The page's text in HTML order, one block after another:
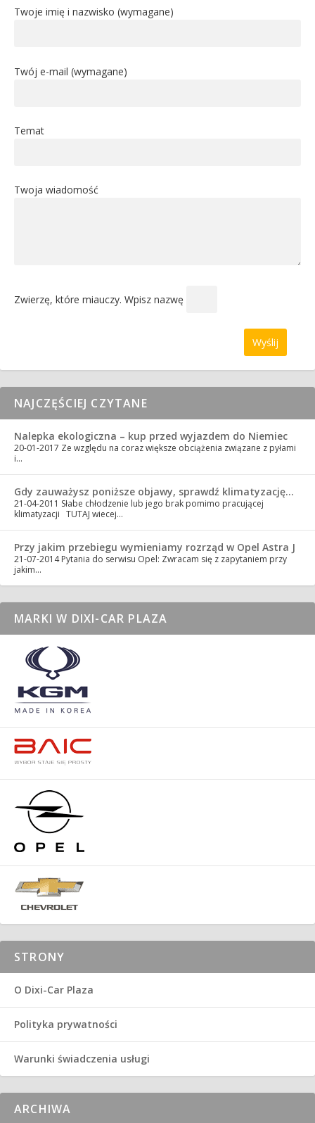
Twoje imię i nazwisko (wymagane)
Twój e-mail (wymagane)
Temat
Twoja wiadomość
Zwierzę, które miauczy. Wpisz nazwę
NAJCZĘŚCIEJ CZYTANE
Nalepka ekologiczna – kup przed wyjazdem do Niemiec
20-01-2017 Ze względu na coraz większe obciążenia związane z pyłami
i…
Gdy zauważysz poniższe objawy, sprawdź klimatyzację…
21-04-2011 Słabe chłodzenie lub jego brak pomimo pracującej
klimatyzacji TUTAJ wiecej…
Przy jakim przebiegu wymieniamy rozrząd w Opel Astra J
21-07-2014 Pytania do serwisu Opel: Zwracam się z zapytaniem przy
jakim…
MARKI W DIXI-CAR PLAZA
STRONY
O Dixi-Car Plaza
Polityka prywatności
Warunki świadczenia usługi
ARCHIWA